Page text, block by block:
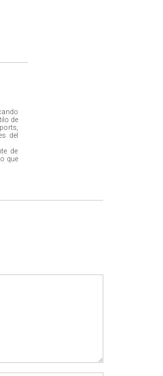
de
del
de
que